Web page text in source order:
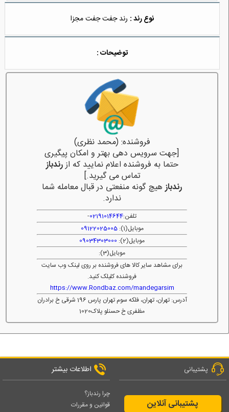
نوع رند : رند جفت جفت مجزا
توضیحات :
فروشنده: (محمد نظری)
[جهت سرویس دهی بهتر و امکان پیگیری
حتما به فروشنده اعلام نمایید که ازرندباز
تماس می گیرید.]
رندبازهیچ گونه منفعتی در قبال معامله شما
ندارد.
تلفن:02191014644
-
موبایل(1):
09122025005
موبایل(2):
09034303000
موبایل(3):
برای مشاهد سایر کالا های فروشنده بر روی لینک وب سایت
فروشنده کلیلک کنید.
https://www.Rondbaz.com/mandegarsim
آدرس: تهران، تهران، فلکه سوم تهران پارس 196 شرقی خ برادران
مظفری خ حسنلو پلاک1020
پشتیبانی
پشتیبانی آنلاین
اطلاعات بیشتر
چرا رندباز؟
قوانین و مقررات